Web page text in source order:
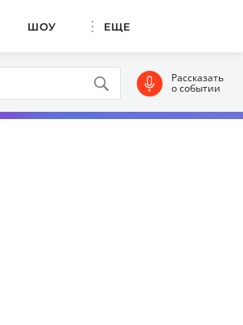
ШОУ ЕЩЕ
Рассказать
о событии